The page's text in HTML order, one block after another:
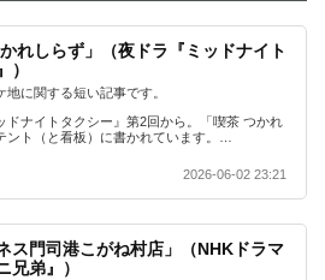
かれしらず」（夜ドラ『ミッドナイト
）
地に関する短い記事です。
ドナイトタクシー』第2回から。「喫茶 つかれ
ント（と看板）に書かれています。…
2026-06-02 23:21
ス門司港こがね村店」（NHKドラマ
兄弟』）